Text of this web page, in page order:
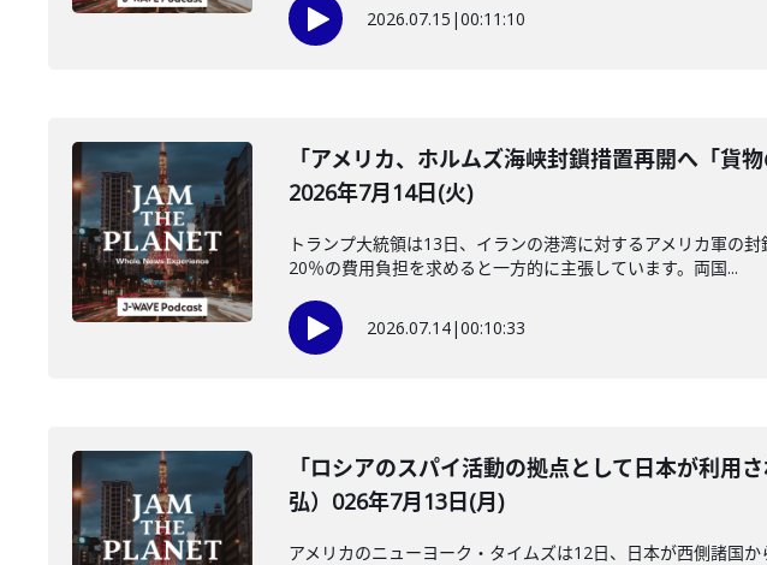
2026.07.15 |00:11:10
「アメリカ、ホルムズ海峡封鎖措置再開へ「貨
2026年7月14日(火)
トランプ大統領は13日、イランの港湾に対するアメリカ軍の
20％の費用負担を求めると一方的に主張しています。両国...
2026.07.14|00:10:33
「ロシアのスパイ活動の拠点として日本が利用
弘）026年7月13日(月)
アメリカのニューヨーク・タイムズは12日、日本が西側諸国